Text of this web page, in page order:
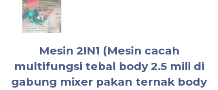
Mesin 2IN1 (Mesin cacah
multifungsi tebal body 2.5 mili di
gabung mixer pakan ternak body